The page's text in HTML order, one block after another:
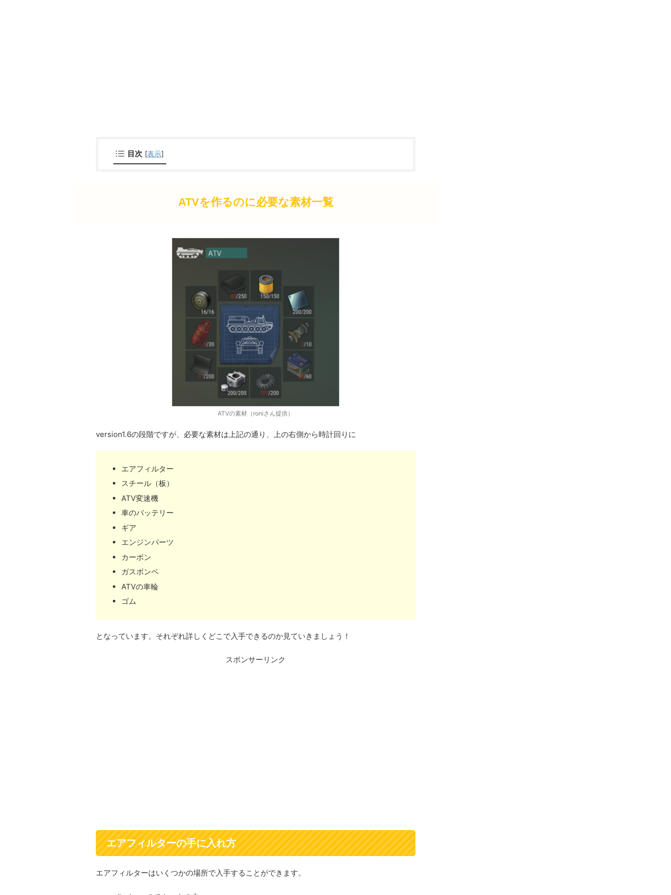
目次 [表示]
ATVを作るのに必要な素材一覧
ATVの素材（roniさん提供）
version1.6の段階ですが、必要な素材は上記の通り、上の右側から時計回りに
エアフィルター
スチール（板）
ATV変速機
車のバッテリー
ギア
エンジンパーツ
カーボン
ガスボンベ
ATVの車輪
ゴム
となっています。それぞれ詳しくどこで入手できるのか見ていきましょう！
スポンサーリンク
エアフィルターの手に入れ方
エアフィルターはいくつかの場所で入手することができます。